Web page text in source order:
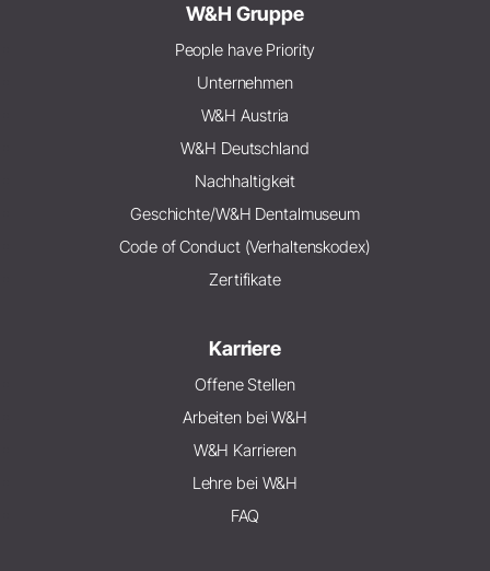
W&H Gruppe
People have Priority
Unternehmen
W&H Austria
W&H Deutschland
Nachhaltigkeit
Geschichte/W&H Dentalmuseum
Code of Conduct (Verhaltenskodex)
Zertifikate
Karriere
Offene Stellen
Arbeiten bei W&H
W&H Karrieren
Lehre bei W&H
FAQ